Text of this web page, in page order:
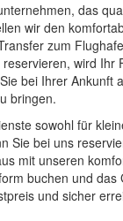
das
wir den
zum
wird Ihr
bei Ihrer Ankunft
bringen.
sowohl für
Sie bei uns
mit unseren
buchen und das
und sicher